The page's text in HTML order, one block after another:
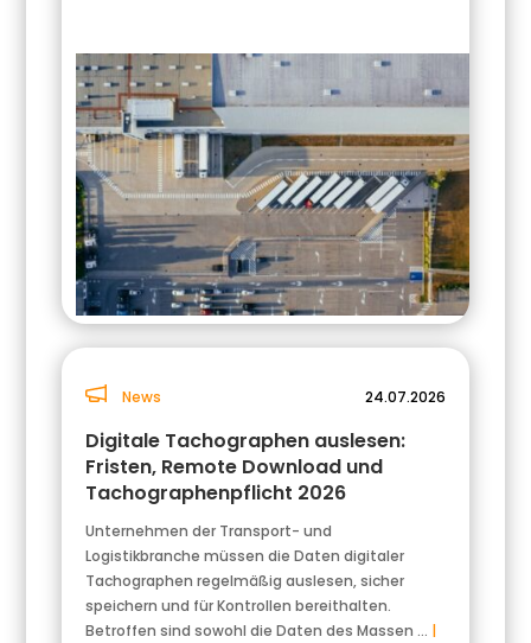
News 24.07.2026
Digitale Tachographen auslesen:
Fristen, Remote Download und
Tachographenpflicht 2026
Unternehmen der Transport- und
Logistikbranche müssen die Daten digitaler
Tachographen regelmäßig auslesen, sicher
speichern und für Kontrollen bereithalten.
Betroffen sind sowohl die Daten des Massen … |